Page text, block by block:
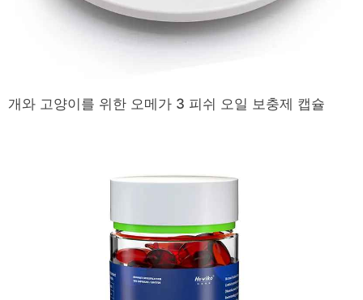
개와 고양이를 위한 오메가 3 피쉬 오일 보충제 캡슐